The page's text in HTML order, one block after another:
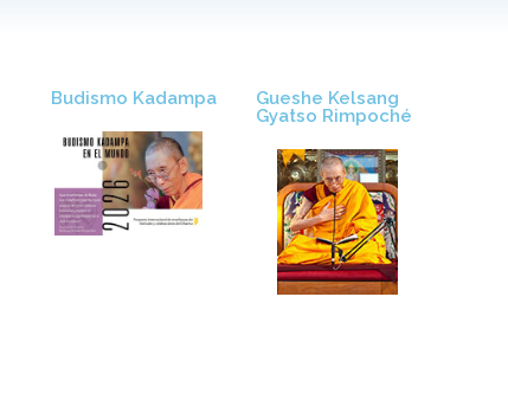
Budismo Kadampa
Gueshe Kelsang
Gyatso Rimpoché